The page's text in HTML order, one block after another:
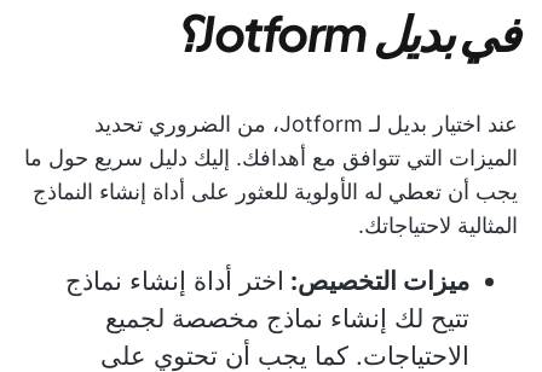
في بديل Jotform؟
عند اختيار بديل لـ Jotform، من الضروري تحديد
الميزات التي تتوافق مع أهدافك. إليك دليل سريع حول ما
يجب أن تعطي له الأولوية للعثور على أداة إنشاء النماذج
المثالية لاحتياجاتك.
ميزات التخصيص: اختر أداة إنشاء نماذج
تتيح لك إنشاء نماذج مخصصة لجميع
الاحتياجات. كما يجب أن تحتوي على